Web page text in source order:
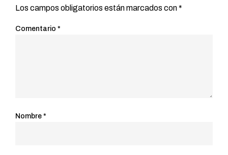
Los campos obligatorios están marcados con*
Comentario *
Nombre *